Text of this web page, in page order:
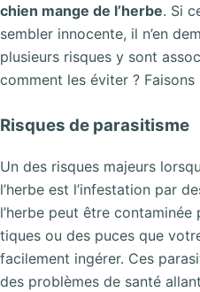
chien mange de l’herbe. Si
sembler innocente, il n’en
plusieurs risques y sont
comment les éviter ? Faisons
Risques de parasitisme
Un des risques majeurs
l’herbe est l’infestation par
l’herbe peut être contaminée
tiques ou des puces que
facilement ingérer. Ces
des problèmes de santé